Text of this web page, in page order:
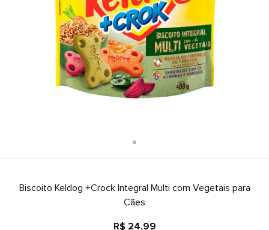
Biscoito Keldog +Crock Integral Multi com Vegetais para
Cães
R$ 24,99